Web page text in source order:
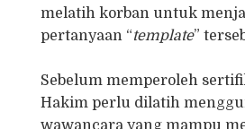
melatih korban untuk
pertanyaan “template”
Sebelum memperoleh
Hakim perlu dilatih
wawancara yang mampu